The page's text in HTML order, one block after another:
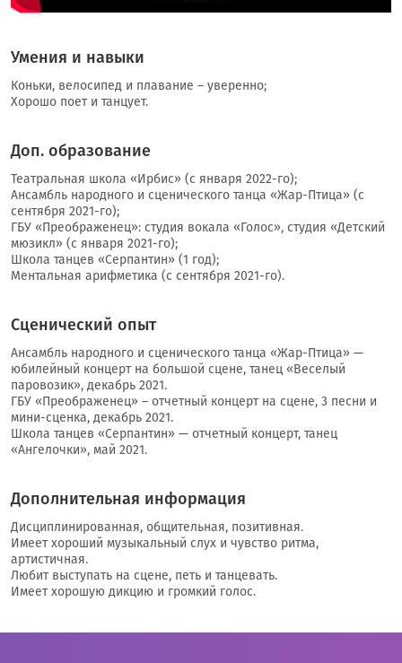
Умения и навыки
Коньки, велосипед и плавание – уверенно;
Хорошо поет и танцует.
Доп. образование
Театральная школа «Ирбис» (с января 2022-го);
Ансамбль народного и сценического танца «Жар-Птица» (с
сентября 2021-го);
ГБУ «Преображенец»: студия вокала «Голос», студия «Детский
мюзикл» (с января 2021-го);
Школа танцев «Серпантин» (1 год);
Ментальная арифметика (с сентября 2021-го).
Сценический опыт
Ансамбль народного и сценического танца «Жар-Птица» —
юбилейный концерт на большой сцене, танец «Веселый
паровозик», декабрь 2021.
ГБУ «Преображенец» – отчетный концерт на сцене, 3 песни и
мини-сценка, декабрь 2021.
Школа танцев «Серпантин» — отчетный концерт, танец
«Ангелочки», май 2021.
Дополнительная информация
Дисциплинированная, общительная, позитивная.
Имеет хороший музыкальный слух и чувство ритма,
артистичная.
Любит выступать на сцене, петь и танцевать.
Имеет хорошую дикцию и громкий голос.